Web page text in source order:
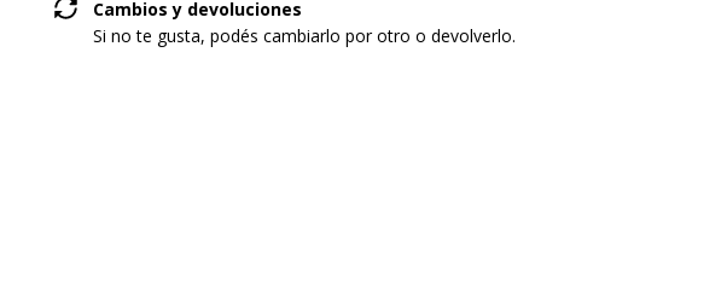
Cambios y devoluciones
Si no te gusta, podés cambiarlo por otro o devolverlo.